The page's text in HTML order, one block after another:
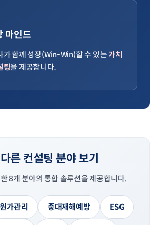
마인드
가 함께 성장(Win-Win)할 수 있는가치
팅을 제공합니다.
다른 컨설팅 분야 보기
8개 분야의 통합 솔루션을 제공합니다.
원가관리 중대재해예방 ESG